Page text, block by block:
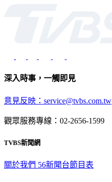
深入時事，一觸即見
意見反映：service@tvbs.com.tw
觀眾服務專線：02-2656-1599
TVBS新聞網
關於我們 56新聞台節目表